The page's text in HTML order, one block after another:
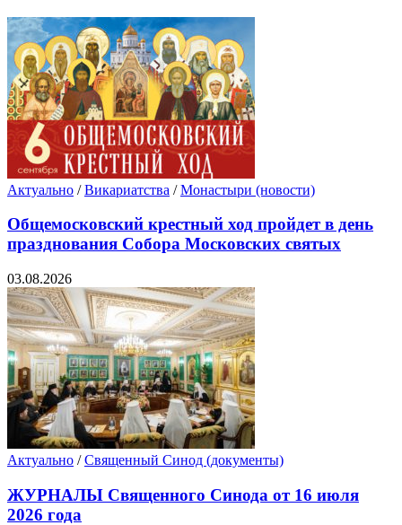
Актуально /Викариатства /Монастыри (новости)
Общемосковский крестный ход пройдет в день
празднования Собора Московских святых
03.08.2026
Актуально /Священный Синод (документы)
ЖУРНАЛЫ Священного Синода от 16 июля
2026 года